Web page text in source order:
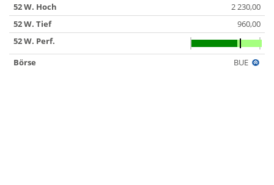
52 W. Hoch
2 230,00
52 W. Tief
960,00
52 W. Perf.
Börse
BUE